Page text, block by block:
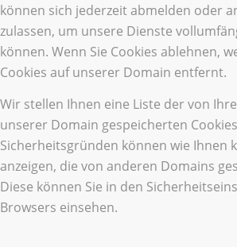
können sich jederzeit abmelden oder
zulassen, um unsere Dienste
können. Wenn Sie Cookies ablehnen,
Cookies auf unserer Domain entfernt.
Wir stellen Ihnen eine Liste der von
unserer Domain gespeicherten
Sicherheitsgründen können wie Ihnen
anzeigen, die von anderen Domains
Diese können Sie in den
Browsers einsehen.